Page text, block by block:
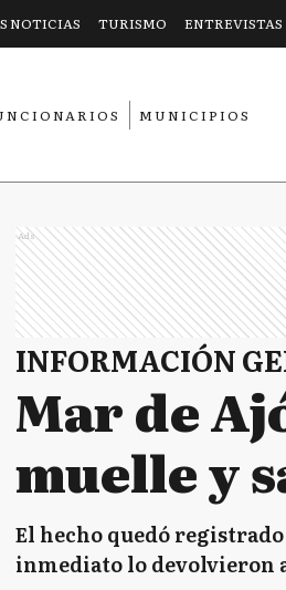
NOTICIAS TURISMO ENTREVISTAS
MUNICIPIOS
Ads
INFORMACIÓN
Mar de
muelle y
El hecho quedó
inmediato lo devolvieron